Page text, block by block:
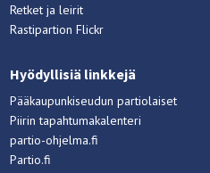
Retket ja leirit
Rastipartion Flickr
Hyödyllisiä linkkejä
Pääkaupunkiseudun partiolaiset
Piirin tapahtumakalenteri
partio-ohjelma.fi
Partio.fi